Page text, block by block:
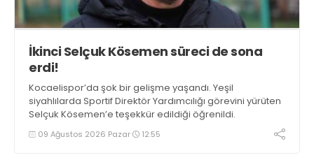
İkinci Selçuk Kösemen süreci de sona
erdi!
Kocaelispor’da şok bir gelişme yaşandı. Yeşil
siyahlılarda Sportif Direktör Yardımcılığı görevini yürüten
Selçuk Kösemen’e teşekkür edildiği öğrenildi.
09 Ağustos 2026 Pazar 12:55